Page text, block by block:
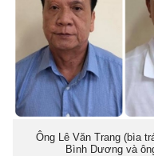
Ông Lê Văn Trang (bìa
Bình Dương và